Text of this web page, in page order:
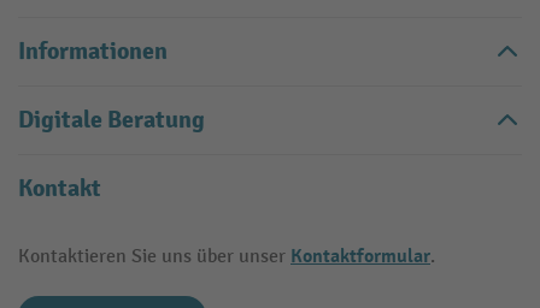
Informationen
Digitale Beratung
Kontakt
Kontaktieren Sie uns über unser Kontaktformular.